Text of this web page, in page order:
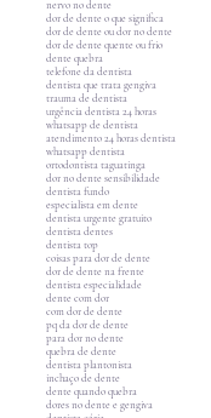
nervo no dente
dor de dente o que significa
dor de dente ou dor no dente
dor de dente quente ou frio
dente quebra
telefone da dentista
dentista que trata gengiva
trauma de dentista
urgência dentista 24 horas
whatsapp de dentista
atendimento 24 horas dentista
whatsapp dentista
ortodontista taguatinga
dor no dente sensibilidade
dentista fundo
especialista em dente
dentista urgente gratuito
dentista dentes
dentista top
coisas para dor de dente
dor de dente na frente
dentista especialidade
dente com dor
com dor de dente
pq da dor de dente
para dor no dente
quebra de dente
dentista plantonista
inchaço de dente
dente quando quebra
dores no dente e gengiva